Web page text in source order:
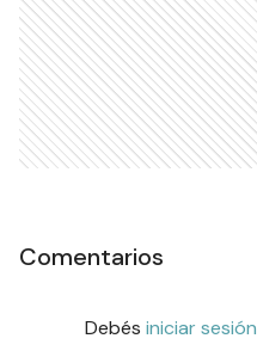
Comentarios
Debés iniciar sesión